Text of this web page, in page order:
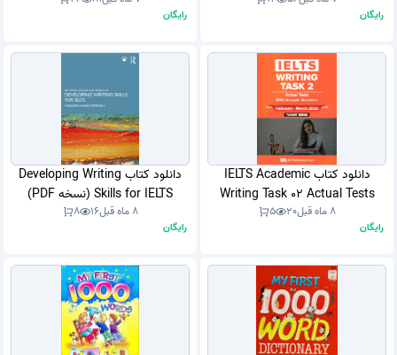
رایگان رایگان
دانلود کتاب IELTS Academic
Writing Task 02 Actual Tests
With Answers (نسخه PDF)
8 ماه قبل 20
5
رایگان
دانلود کتاب Developing Writing
Skills for IELTS (نسخه PDF)
8 ماه قبل 16
8
رایگان